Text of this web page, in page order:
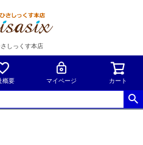
しっくす本店
概要 マイページ カート